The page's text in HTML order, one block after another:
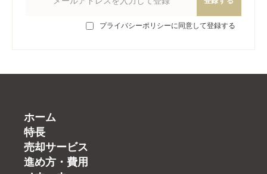
プライバシーポリシーに同意して登録する
ホーム
特長
売却サービス
進め方・費用